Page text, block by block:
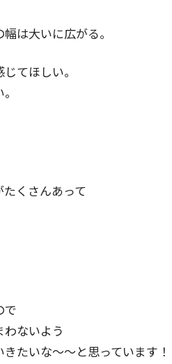
は大いに広がる。
てほしい。
くさんあって
で
ないよう
たいな～～と思っています！